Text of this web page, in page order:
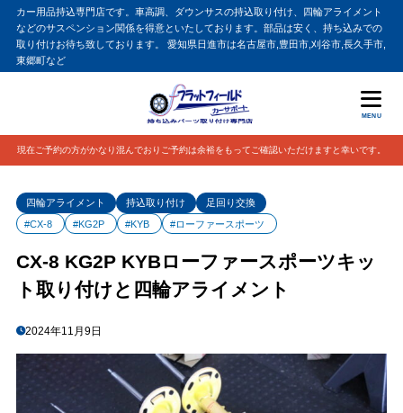
カー用品持込専門店です。車高調、ダウンサスの持込取り付け、四輪アライメント
などのサスペンション関係を得意といたしております。部品は安く、持ち込みでの
取り付けお待ち致しております。 愛知県日進市は名古屋市,豊田市,刈谷市,長久手市,
東郷町など
MENU
現在ご予約の方がかなり混んでおりご予約は余裕をもってご確認いただけますと幸いです。
四輪アライメント 持込取り付け
足回り交換
#CX-8
#KG2P #KYB #ローファースポーツ
CX-8 KG2P KYBローファースポーツキッ
ト取り付けと四輪アライメント
2024年11月9日